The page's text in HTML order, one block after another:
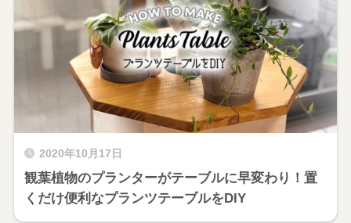
2020年10月17日
観葉植物のプランターがテーブルに早変わり！置
くだけ便利なプランツテーブルをDIY